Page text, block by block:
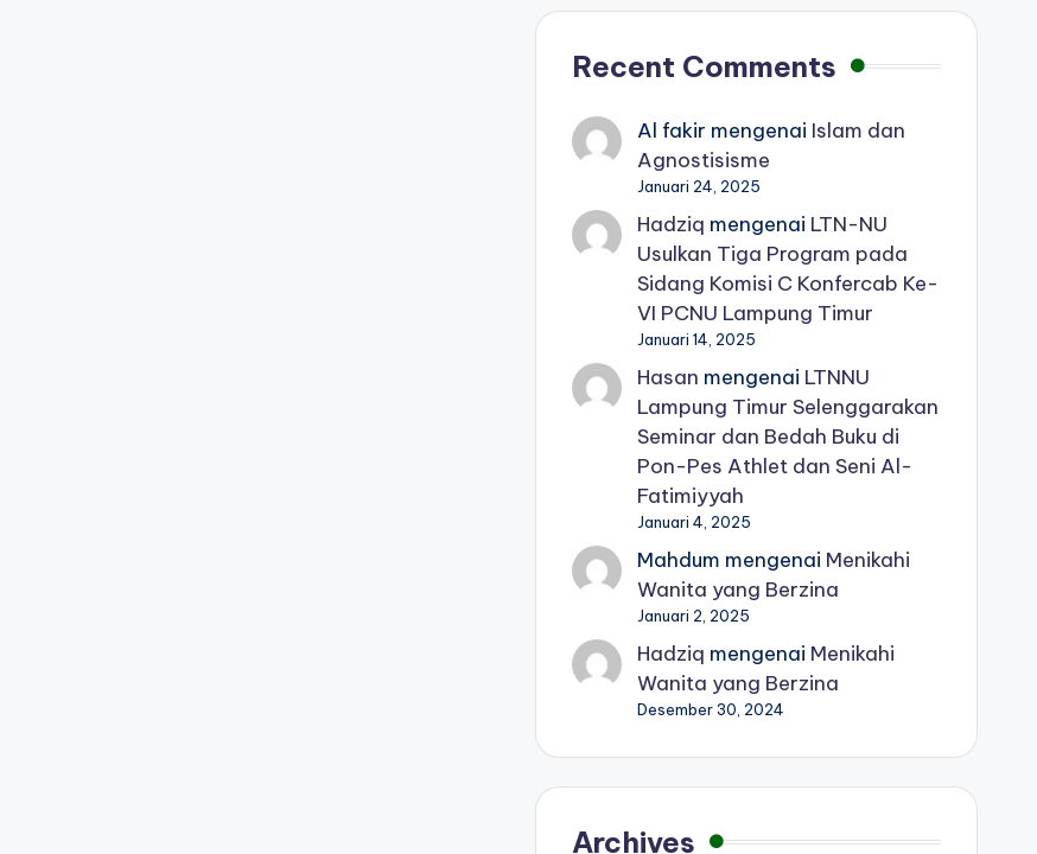
Recent Comments
Al fakir mengenai Islam dan
Agnostisisme
Januari 24, 2025
Hadziq mengenai LTN-NU
Usulkan Tiga Program pada
Sidang Komisi C Konfercab Ke-
VI PCNU Lampung Timur
Januari 14, 2025
Hasan mengenai LTNNU
Lampung Timur Selenggarakan
Seminar dan Bedah Buku di
Pon-Pes Athlet dan Seni Al-
Fatimiyyah
Januari 4, 2025
Mahdum mengenai Menikahi
Wanita yang Berzina
Januari 2, 2025
Hadziq mengenai Menikahi
Wanita yang Berzina
Desember 30, 2024
Archives